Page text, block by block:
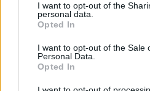
I want to opt-out of the
personal data.
Opted In
I want to opt-out of the Sale
Personal Data.
Opted In
Esim for Global|Esim for